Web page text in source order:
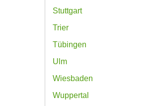
Stuttgart
Trier
Tübingen
Ulm
Wiesbaden
Wuppertal